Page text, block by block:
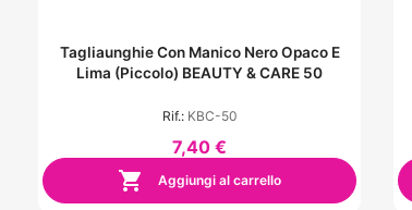
Tagliaunghie Con Manico Nero Opaco E
Lima (Piccolo) BEAUTY & CARE 50
Rif.: KBC-50
7,40 €
 Aggiungi al carrello